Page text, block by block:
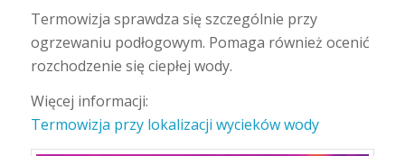
Termowizja sprawdza się szczególnie przy
ogrzewaniu podłogowym. Pomaga również ocenić
rozchodzenie się ciepłej wody.
Więcej informacji:
Termowizja przy lokalizacji wycieków wody